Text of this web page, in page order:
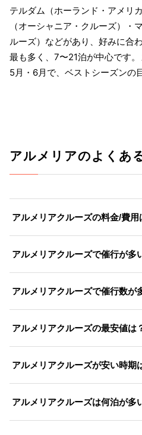
テルダム（ホーランド・アメリ
（オーシャニア・クルーズ）・
ルーズ）などがあり、好みに合
最も多く、7〜21泊が中心です
5月・6月で、ベストシーズンの
アルメリアのよくあ
アルメリアクルーズの料金/費用
アルメリアクルーズで催行が多
アルメリアクルーズで催行数が
アルメリアクルーズの最安値は
アルメリアクルーズが安い時期
アルメリアクルーズは何泊が多